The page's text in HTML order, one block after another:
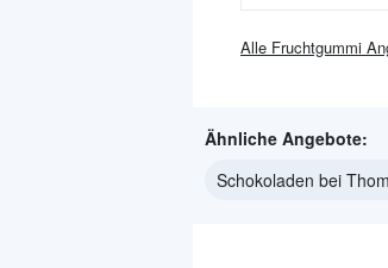
Alle Fruchtgummi
Ähnliche Angebote:
Schokoladen bei